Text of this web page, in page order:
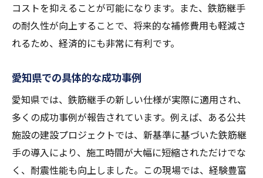
コストを抑えることが可能になります。また、鉄筋継手
の耐久性が向上することで、将来的な補修費用も軽減さ
れるため、経済的にも非常に有利です。
愛知県での具体的な成功事例
愛知県では、鉄筋継手の新しい仕様が実際に適用され、
多くの成功事例が報告されています。例えば、ある公共
施設の建設プロジェクトでは、新基準に基づいた鉄筋継
手の導入により、施工時間が大幅に短縮されただけでな
く、耐震性能も向上しました。この現場では、経験豊富